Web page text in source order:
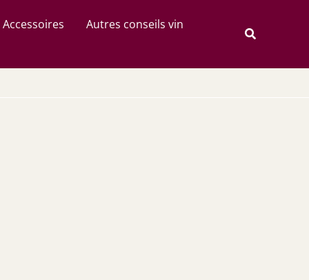
Accessoires Autres conseils vin
Rechercher